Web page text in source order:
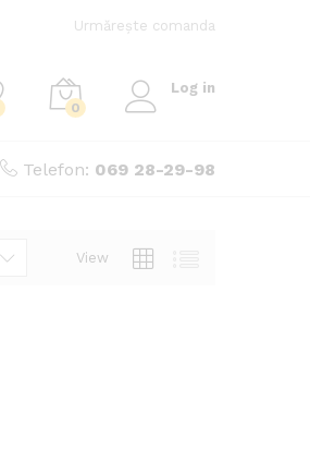
Urmărește comanda
0
Log in
Telefon: 069 28-29-98
View